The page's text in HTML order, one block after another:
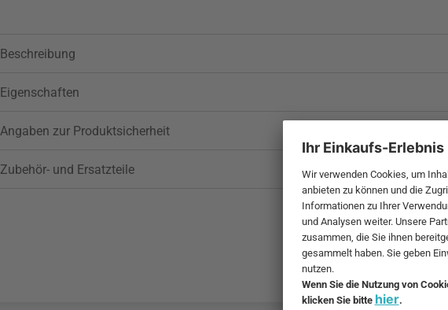
Beschreibung
Eigenschaften
Angaben zur Produktsicherheit
Zubehör- und Ersatzteile